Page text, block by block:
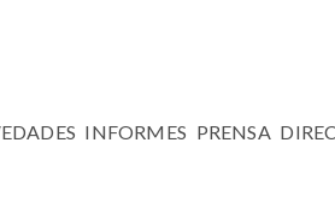
INFORMES PRENSA